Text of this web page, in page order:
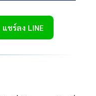
แชร์ลง LINE